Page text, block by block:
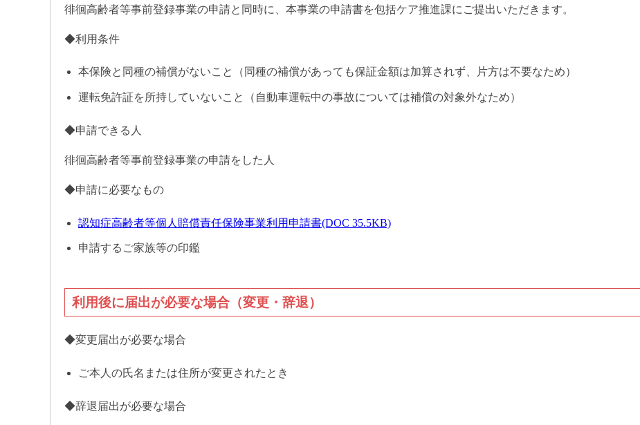
徘徊高齢者等事前登録事業の申請と同時に、本事業の申請書を包括ケア推進課にご提出いただきます。
◆利用条件
本保険と同種の補償がないこと（同種の補償があっても保証金額は加算されず、片方は不要なため）
運転免許証を所持していないこと（自動車運転中の事故については補償の対象外なため）
◆申請できる人
徘徊高齢者等事前登録事業の申請をした人
◆申請に必要なもの
認知症高齢者等個人賠償責任保険事業利用申請書(DOC 35.5KB)
申請するご家族等の印鑑
利用後に届出が必要な場合（変更・辞退）
◆変更届出が必要な場合
ご本人の氏名または住所が変更されたとき
◆辞退届出が必要な場合